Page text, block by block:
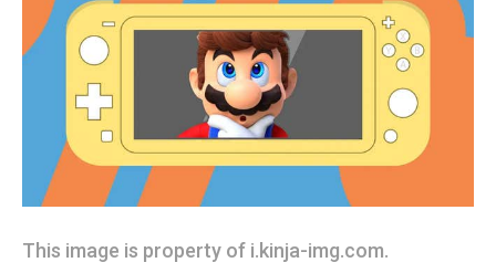
This image is property of i.kinja-img.com.